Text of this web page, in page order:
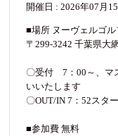
開催日 : 2026年07月
■場所 ヌーヴェルゴ
〒299-3242 千葉県大
〇受付 7：00～、
いいたします
〇OUT/IN 7：52
■参加費 無料